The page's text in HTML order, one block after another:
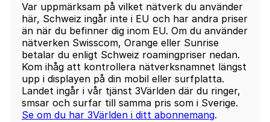
Var uppmärksam på vilket nätverk du använder
här, Schweiz ingår inte i EU och har andra priser
än när du befinner dig inom EU. Om du använder
nätverken Swisscom, Orange eller Sunrise
betalar du enligt Schweiz roamingpriser nedan.
Kom ihåg att kontrollera nätverksnamnet längst
upp i displayen på din mobil eller surfplatta.
Landet ingår i vår tjänst 3Världen där du ringer,
smsar och surfar till samma pris som i Sverige.
Se om du har 3Världen i ditt abonnemang.